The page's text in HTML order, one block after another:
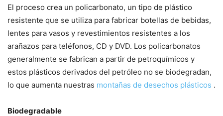
El proceso crea un policarbonato, un tipo de plástico
resistente que se utiliza para fabricar botellas de bebidas,
lentes para vasos y revestimientos resistentes a los
arañazos para teléfonos, CD y DVD. Los policarbonatos
generalmente se fabrican a partir de petroquímicos y
estos plásticos derivados del petróleo no se biodegradan,
lo que aumenta nuestras montañas de desechos plásticos .
Biodegradable